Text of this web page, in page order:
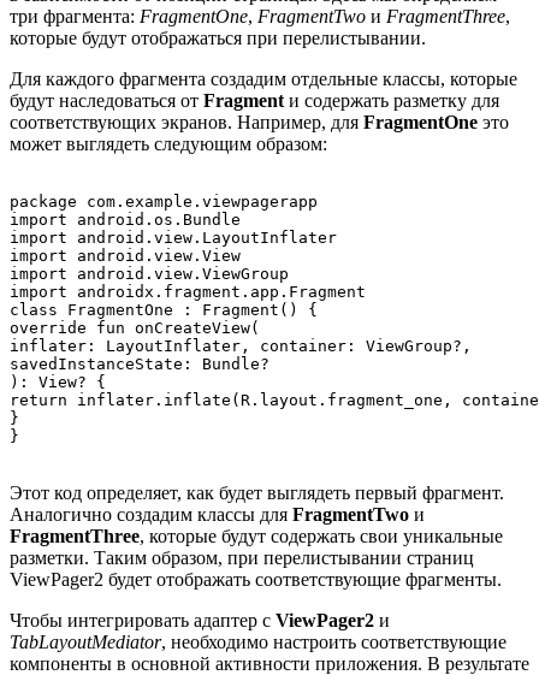
три фрагмента: FragmentOne, FragmentTwo и FragmentThree,
которые будут отображаться при перелистывании.
Для каждого фрагмента создадим отдельные классы, которые
будут наследоваться от Fragment и содержать разметку для
соответствующих экранов. Например, для FragmentOne это
может выглядеть следующим образом:
package com.example.viewpagerapp
import android.os.Bundle
import android.view.LayoutInflater
import android.view.View
import android.view.ViewGroup
import androidx.fragment.app.Fragment
class FragmentOne : Fragment() {
override fun onCreateView(
inflater: LayoutInflater, container: ViewGroup?,
savedInstanceState: Bundle?
): View? {
return inflater.inflate(R.layout.fragment_one,
}
Этот код определяет, как будет выглядеть первый фрагмент.
Аналогично создадим классы для FragmentTwo и
FragmentThree, которые будут содержать свои уникальные
разметки. Таким образом, при перелистывании страниц
ViewPager2 будет отображать соответствующие фрагменты.
Чтобы интегрировать адаптер с ViewPager2 и
TabLayoutMediator, необходимо настроить соответствующие
компоненты в основной активности приложения. В результате